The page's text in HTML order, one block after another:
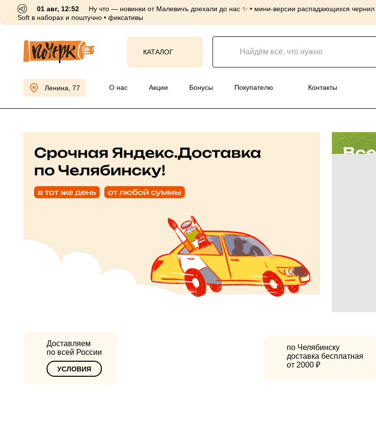
01 авг, 12:52
Ну что — новинки от Малевичъ доехали до нас ✨ • мини-версии распадающихся чернил
Soft в наборах и поштучно • фиксативы
КАТАЛОГ
Ленина, 77 О нас Акции Бонусы Покупателю
Доставляем
по всей России
по Челябинску
доставка